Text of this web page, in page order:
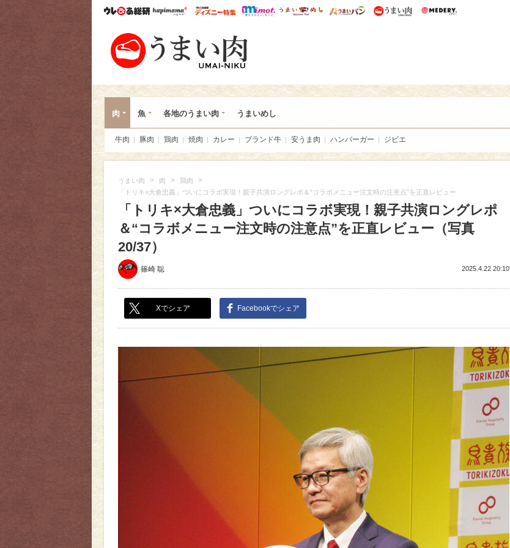
ウレぴあ総研ハピママ* ウレぴあ総研 ディズニー特集
mimot. うまいめし うまいパン うまい肉
肉 魚 各地のうまい肉 うまいめし
牛肉 豚肉 鶏肉 焼肉 カレー ブランド牛 安うま肉 ハンバーガー ジビエ
うまい肉 > 肉 > 鶏肉 >
「トリキ×大倉忠義」ついにコラボ実現！親子共演ロングレポ＆“コラボメニュー注文時の注意点”を正直レビュー
「トリキ×大倉忠義」ついにコラボ実現！親子共演ロングレポ
＆“コラボメニュー注文時の注意点”を正直レビュー（写真
20/37）
篠崎 聡 2025.4.22 20:10
Xでシェア Facebookでシェア